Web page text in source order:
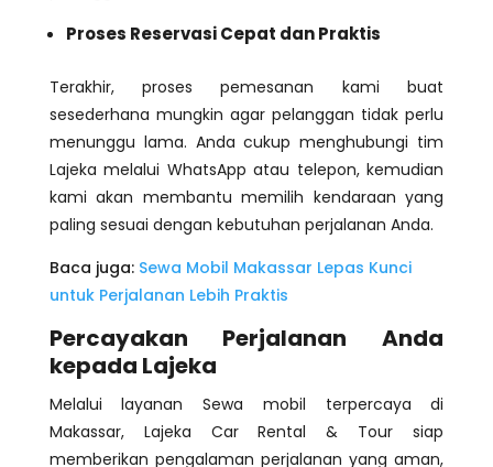
Proses Reservasi Cepat dan Praktis
Terakhir, proses pemesanan kami buat
sesederhana mungkin agar pelanggan tidak perlu
menunggu lama. Anda cukup menghubungi tim
Lajeka melalui WhatsApp atau telepon, kemudian
kami akan membantu memilih kendaraan yang
paling sesuai dengan kebutuhan perjalanan Anda.
Baca juga: Sewa Mobil Makassar Lepas Kunci
untuk Perjalanan Lebih Praktis
Percayakan Perjalanan Anda
kepada Lajeka
Melalui layanan Sewa mobil terpercaya di
Makassar, Lajeka Car Rental & Tour siap
memberikan pengalaman perjalanan yang aman,